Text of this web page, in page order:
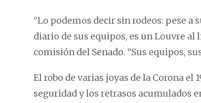
“Lo podemos decir sin rodeos: pese
diario de sus equipos, es un Louvre
comisión del Senado. “Sus equipos,
El robo de varias joyas de la Corona el
seguridad y los retrasos acumulados